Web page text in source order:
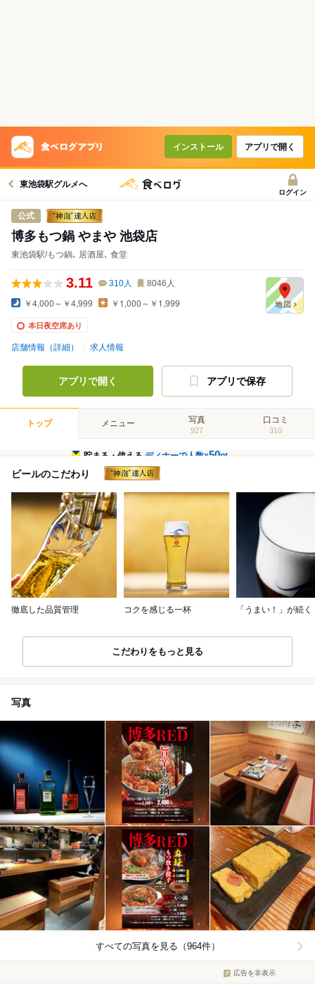
インストール アプリで開く
東池袋駅グルメへ
ログイン
公式
博多もつ鍋 やまや 池袋店
東池袋駅/もつ鍋､ 居酒屋､ 食堂
3.11 310人 8046 人
￥4,000～￥4,999 ￥1,000～￥1,999
本日夜空席あり
店舗情報（詳細） 求人情報
アプリで開く アプリで保存
トップ メニュー 写真
927
口コミ
310
貯まる・使えるディナーで人数×50pt
ビールのこだわり
徹底した品質管理 コクを感じる一杯 「うまい！」が続く
こだわりをもっと見る
写真
すべての写真を見る（964件）
広告を非表示